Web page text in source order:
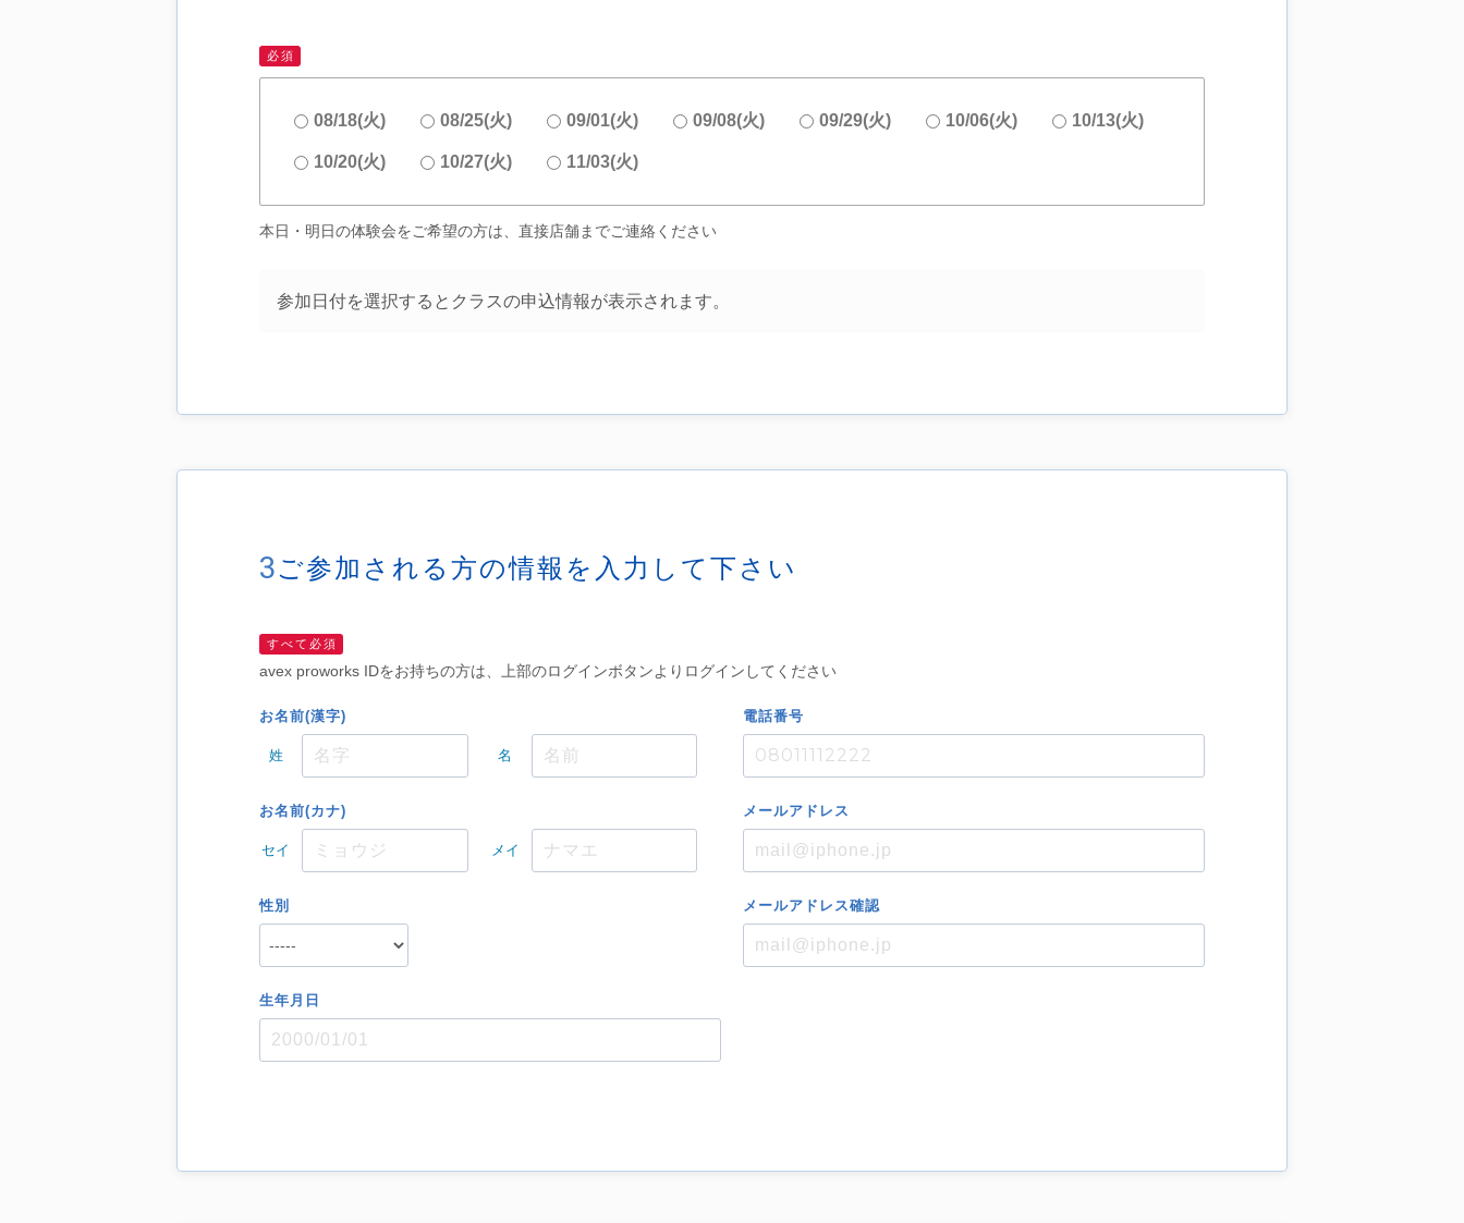
必須
08/18(火) 08/25(火) 09/01(火) 09/08(火) 09/29(火) 10/06(火) 10/13(火)
10/20(火) 10/27(火) 11/03(火)
本日・明日の体験会をご希望の方は、直接店舗までご連絡ください
参加日付を選択するとクラスの申込情報が表示されます。
3ご参加される方の情報を入力して下さい
すべて必須
avex proworks IDをお持ちの方は、上部のログインボタンよりログインしてください
お名前(漢字)
姓 名
お名前(カナ)
セイ メイ
性別
生年月日
電話番号
メールアドレス
メールアドレス確認